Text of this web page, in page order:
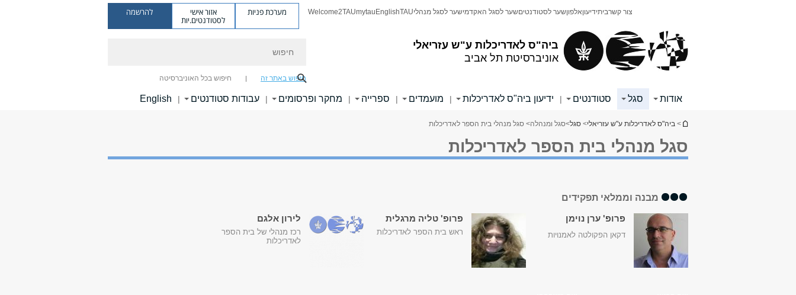
ביה"ס לאדריכלות ע"ש עזריאלי
אוניברסיטת תל אביב
צור קשרביתידיעוןאלפוןשער לסטודנטיםשער לסגל האקדמישער לסגל מנהליTAU
English
mytau
Welcome2TAU מערכת פניות אזור אישי
לסטודנטים.יות
להרשמה
חיפוש באתר זה חיפוש בכל האוניברסיטה
אודות סגל סטודנטים | ידיעון ביה"ס לאדריכלות | מועמדים | ספרייה | מחקר ופרסומים | עבודות סטודנטים |
English
הינך נמצא כאן
> ביה"ס לאדריכלות ע"ש עזריאלי> סגל>סגל ומנהלה> סגל מנהלי בית הספר לאדריכלות
סגל מנהלי בית הספר לאדריכלות
מבנה וממלאי תפקידים
פרופ' ערן נוימן
דקאן הפקולטה לאמנויות
פרופ' טליה מרגלית
ראש בית הספר לאדריכלות
לירון אלגם
רכז מנהלי של בית הספר
לאדריכלות